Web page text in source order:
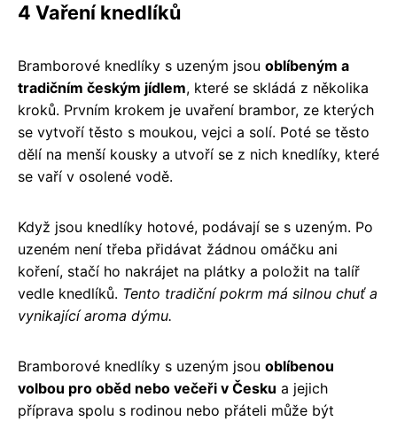
4 Vaření knedlíků
Bramborové knedlíky s uzeným jsou oblíbeným a
tradičním českým jídlem, které se skládá z několika
kroků. Prvním krokem je uvaření brambor, ze kterých
se vytvoří těsto s moukou, vejci a solí. Poté se těsto
dělí na menší kousky a utvoří se z nich knedlíky, které
se vaří v osolené vodě.
Když jsou knedlíky hotové, podávají se s uzeným. Po
uzeném není třeba přidávat žádnou omáčku ani
koření, stačí ho nakrájet na plátky a položit na talíř
vedle knedlíků. Tento tradiční pokrm má silnou chuť a
vynikající aroma dýmu.
Bramborové knedlíky s uzeným jsou oblíbenou
volbou pro oběd nebo večeři v Česku a jejich
příprava spolu s rodinou nebo přáteli může být